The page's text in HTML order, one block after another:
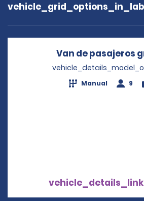
Van de pasajeros
Manual 9